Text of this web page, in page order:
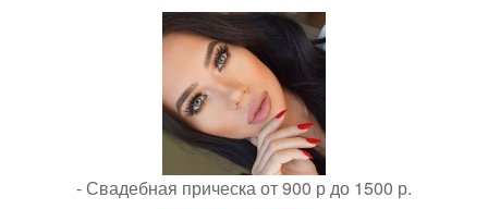
- Свадебная прическа от 900 р до 1500 р.